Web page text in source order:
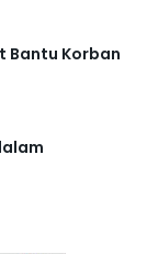
Bantu Korban